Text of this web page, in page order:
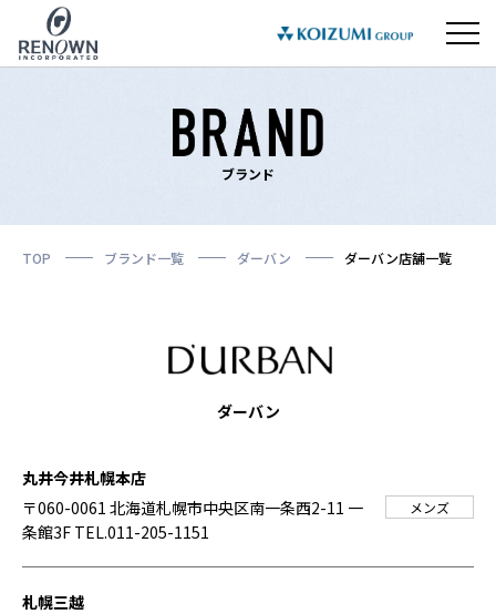
ブランド
TOP ブランド一覧 ダーバン ダーバン店舗一覧
ダーバン
丸井今井札幌本店
〒060-0061 北海道札幌市中央区南一条西2-11 一
条館3F TEL.011-205-1151
メンズ
札幌三越